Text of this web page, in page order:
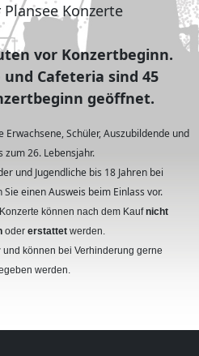
Konzerte
vor Konzertbeginn.
und Cafeteria sind 45
geöffnet.
Erwachsene, Schüler, Auszubildende und
zum 26. Lebensjahr.
und Jugendliche bis 18 Jahren bei
einen Ausweis beim Einlass vor.
können nach dem Kaufnicht
oder erstattetwerden.
und können bei Verhinderung gerne
werden.